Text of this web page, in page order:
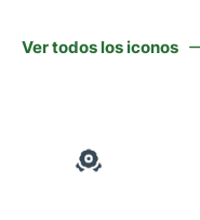
Ver todos los iconos